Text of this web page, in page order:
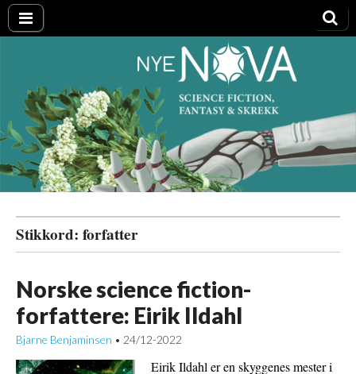
Nye NOVA
Stikkord: forfatter
Norske science fiction-
forfattere: Eirik Ildahl
Bjarne Benjaminsen • 24/12-2022
Eirik Ildahl er en skyggenes mester i